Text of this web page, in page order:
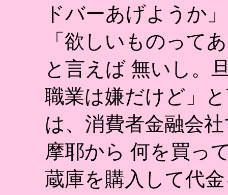
ドバーあげようか
「欲しいものって
と言えば 無いし。
職業は嫌だけど」
は、消費者金融会
摩耶から 何を買っ
蔵庫を購入して代